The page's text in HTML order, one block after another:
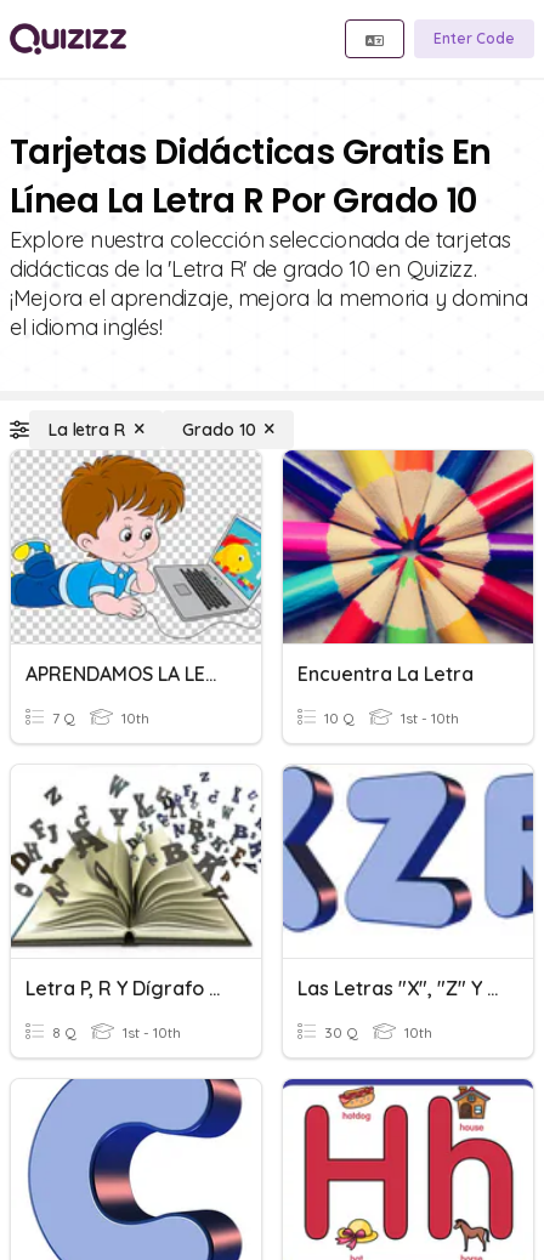
Enter Code
Tarjetas Didácticas Gratis En
Línea La Letra R Por Grado 10
Explore nuestra colección seleccionada de tarjetas
didácticas de la 'Letra R' de grado 10 en Quizizz.
¡Mejora el aprendizaje, mejora la memoria y domina
el idioma inglés!
La letra R Grado 10
APRENDAMOS LA LETRA R- R
7 Q 10th
Encuentra La Letra
10 Q 1st - 10th
Letra P, R Y Dígrafo RR
8 Q 1st - 10th
Las Letras "X", "Z" Y "R"
30 Q 10th